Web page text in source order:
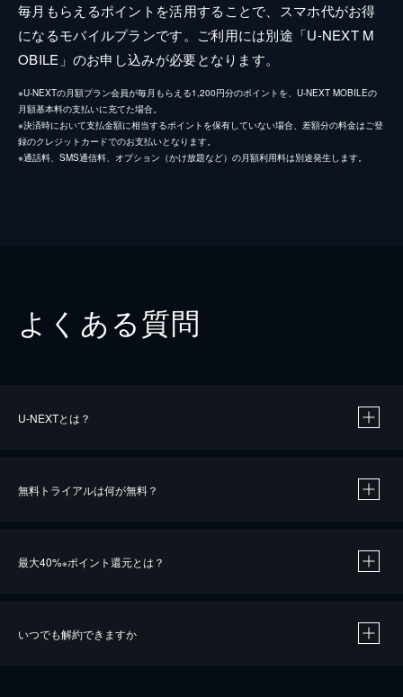
毎月もらえるポイントを活用することで、スマホ代がお得
になるモバイルプランです。ご利用には別途「U-NEXT M
OBILE」のお申し込みが必要となります。
※U-NEXTの月額プラン会員が毎月もらえる1,200円分のポイントを、U-NEXT MOBILEの
月額基本料の支払いに充てた場合。
※決済時において支払金額に相当するポイントを保有していない場合、差額分の料金はご登
録のクレジットカードでのお支払いとなります。
※通話料、SMS通信料、オプション（かけ放題など）の月額利用料は別途発生します。
よくある質問
U-NEXTとは？
無料トライアルは何が無料？
最大40%※ポイント還元とは？
いつでも解約できますか